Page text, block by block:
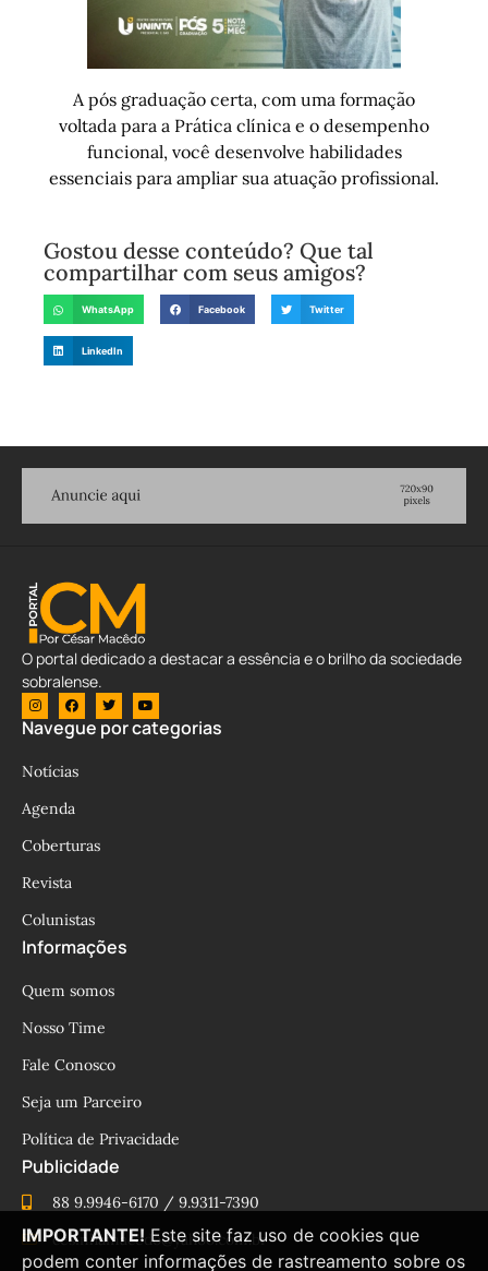
A pós graduação certa, com uma formação
voltada para a Prática clínica e o desempenho
funcional, você desenvolve habilidades
essenciais para ampliar sua atuação profissional.
Gostou desse conteúdo? Que tal
compartilhar com seus amigos?
WhatsApp Facebook Twitter
LinkedIn
O portal dedicado a destacar a essência e o brilho da sociedade
sobralense.
Navegue por categorias
Notícias
Agenda
Coberturas
Revista
Colunistas
Informações
Quem somos
Nosso Time
Fale Conosco
Seja um Parceiro
Política de Privacidade
Publicidade
88 9.9946-6170 / 9.9311-7390
cesinhamacedo@yahoo.com.br
IMPORTANTE! Este site faz uso de cookies que
podem conter informações de rastreamento sobre os